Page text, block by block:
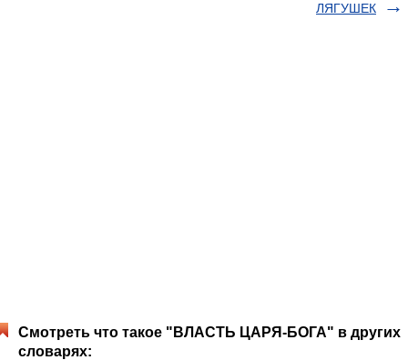
ЛЯГУШЕК
Смотреть что такое "ВЛАСТЬ ЦАРЯ-БОГА" в других
словарях: